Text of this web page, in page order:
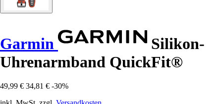
Garmin
Silikon-
Uhrenarmband QuickFit®
49,99 € 34,81 € -30%